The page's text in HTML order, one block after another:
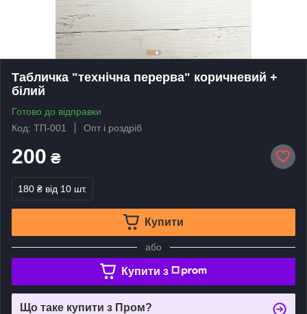
Табличка "технічна перерва" коричневий +
білий
Готово до відправки
Код: ТП-001
Опт і роздріб
200 ₴
180 ₴ від 10 шт.
Купити
або
Купити з
Що таке купити з Пром?